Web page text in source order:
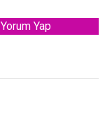
Yorum Yap